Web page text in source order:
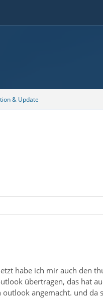
& Update
habe ich mir auch den
übertragen, das hat
angemacht. und da